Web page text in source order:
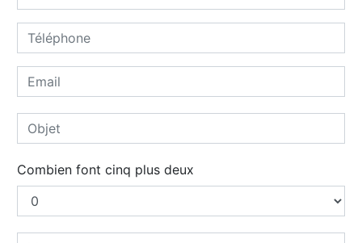
Combien font cinq plus deux